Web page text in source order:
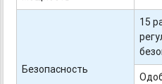
Безопасность
15